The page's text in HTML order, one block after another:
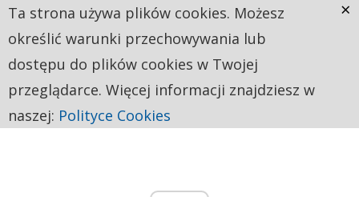
Ta strona używa plików cookies. Możesz
określić warunki przechowywania lub
dostępu do plików cookies w Twojej
przeglądarce. Więcej informacji znajdziesz w
naszej: Polityce Cookies
×